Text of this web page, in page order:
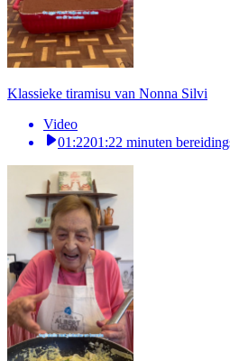
Klassieke tiramisu van Nonna Silvi
Video
01:2201:22 minuten